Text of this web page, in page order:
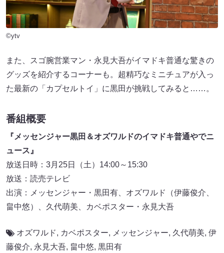
©ytv
また、スゴ腕営業マン・永見大吾がイマドキ普通な驚きの
グッズを紹介するコーナーも。超精巧なミニチュアが入っ
た最新の「カプセルトイ」に黒田が挑戦してみると……。
番組概要
『メッセンジャー黒田＆オズワルドのイマドキ普通やでニ
ュース』
放送日時：3月25日（土）14:00～15:30
放送：読売テレビ
出演：メッセンジャー・黒田有、オズワルド（伊藤俊介、
畠中悠）、久代萌美、カベポスター・永見大吾
オズワルド, カベポスター, メッセンジャー, 久代萌美, 伊
藤俊介, 永見大吾, 畠中悠, 黒田有